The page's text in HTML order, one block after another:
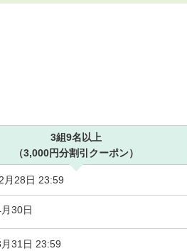
3組9名以上
（3,000円分割引クーポン）
月28日 23:59
30日
31日 23:59